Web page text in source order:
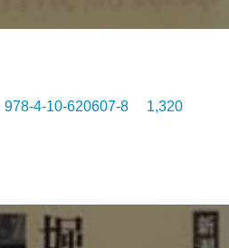
4-10-620607-8 1,320